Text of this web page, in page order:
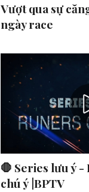
Vượt qua sự
ngày race
🛑 Series lưu ý
chú ý |BPTV